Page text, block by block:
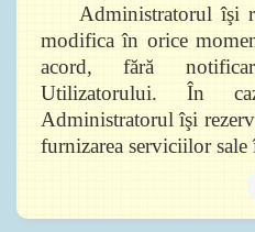
Administratorul îşi
modifica în orice
acord, fără
Utilizatorului. În
Administratorul îşi
furnizarea serviciilor